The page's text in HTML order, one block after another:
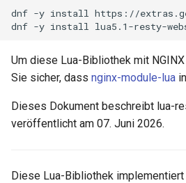
e
t
auth-pam
auth-radius
auth-totp
bot-verifier
send_pong
send_close
send_frame
resty.websocket.client
Angie Web Server -
Installation auf RHEL, CentOS,
dnf -y install
https://
dnf -y install
Um diese Lua-Bibliothek mit
Sie sicher, dass nginx-module-lua
Dieses Dokument beschreibt lua-
veröffentlicht am 07. Juni 2026.
Diese Lua-Bibliothek